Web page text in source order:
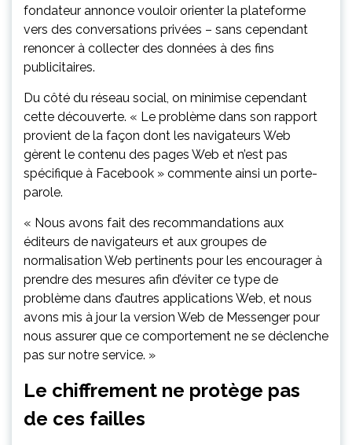
fondateur annonce vouloir orienter la plateforme
vers des conversations privées – sans cependant
renoncer à collecter des données à des fins
publicitaires.
Du côté du réseau social, on minimise cependant
cette découverte. « Le problème dans son rapport
provient de la façon dont les navigateurs Web
gèrent le contenu des pages Web et n’est pas
spécifique à Facebook » commente ainsi un porte-
parole.
« Nous avons fait des recommandations aux
éditeurs de navigateurs et aux groupes de
normalisation Web pertinents pour les encourager à
prendre des mesures afin d’éviter ce type de
problème dans d’autres applications Web, et nous
avons mis à jour la version Web de Messenger pour
nous assurer que ce comportement ne se déclenche
pas sur notre service. »
Le chiffrement ne protège pas
de ces failles